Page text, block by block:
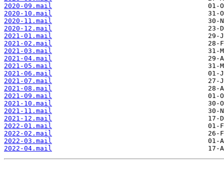
2020-09.mail
2020-10.mail
2020-11.mail
2020-12.mail
2021-01.mail
2021-02.mail
2021-03.mail
2021-04.mail
2021-05.mail
2021-06.mail
2021-07.mail
2021-08.mail
2021-09.mail
2021-10.mail
2021-11.mail
2021-12.mail
2022-01.mail
2022-02.mail
2022-03.mail
2022-04.mail